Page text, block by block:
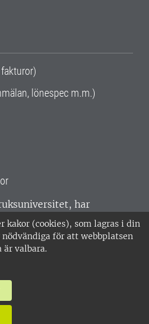
kakor (cookies), som lagras i din
nödvändiga för att webbplatsen
är valbara.
lönespec m.m.)
har
Sverige. Huvudorter är
Umeå.SLU är
14001. •
202100-2817 •
av